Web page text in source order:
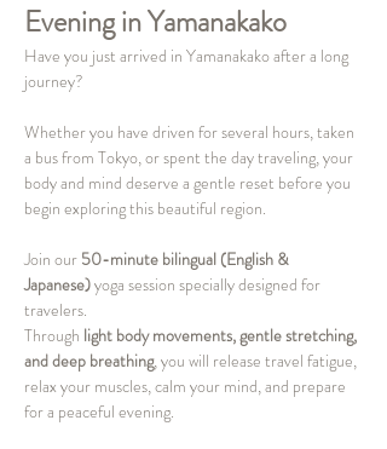
Evening in Yamanakako
Have you just arrived in Yamanakako after a long
journey?
Whether you have driven for several hours, taken
a bus from Tokyo, or spent the day traveling, your
body and mind deserve a gentle reset before you
begin exploring this beautiful region.
Join our 50-minute bilingual (English &
Japanese) yoga session specially designed for
travelers.
Through light body movements, gentle stretching,
and deep breathing, you will release travel fatigue,
relax your muscles, calm your mind, and prepare
for a peaceful evening.